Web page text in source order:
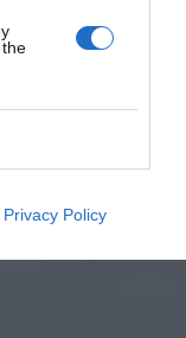
Privacy Policy